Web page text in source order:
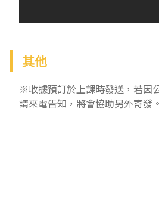
其他
※收據預訂於上課時發送，若因
請來電告知，將會協助另外寄發。